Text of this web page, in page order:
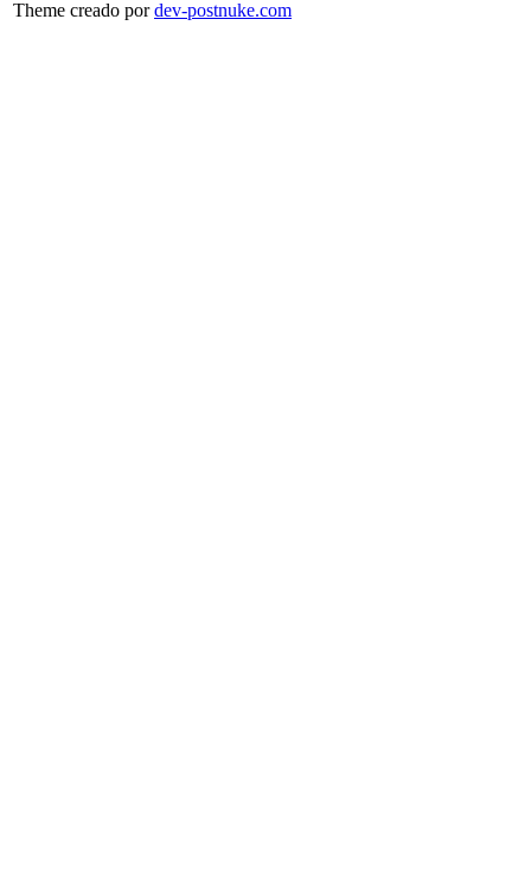
Theme creado pordev-postnuke.com